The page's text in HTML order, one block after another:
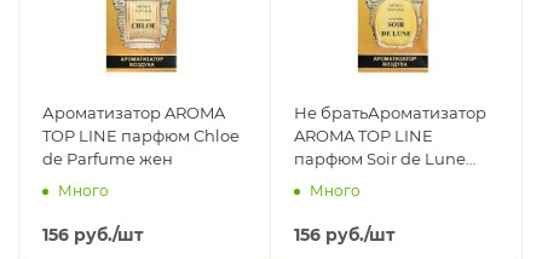
Ароматизатор AROMA
TOP LINE парфюм Chloe
de Parfume жен
Много
156 руб./шт
Не братьАроматизатор
AROMA TOP LINE
парфюм Soir de Lune
женМного
156 руб./шт